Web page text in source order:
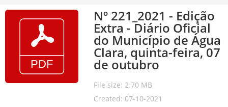
Nº 221_2021 - Edição
Extra - Diário Oficial
do Município de Água
Clara, quinta-feira, 07
de outubro
File size: 2.70 MB
Created: 07-10-2021